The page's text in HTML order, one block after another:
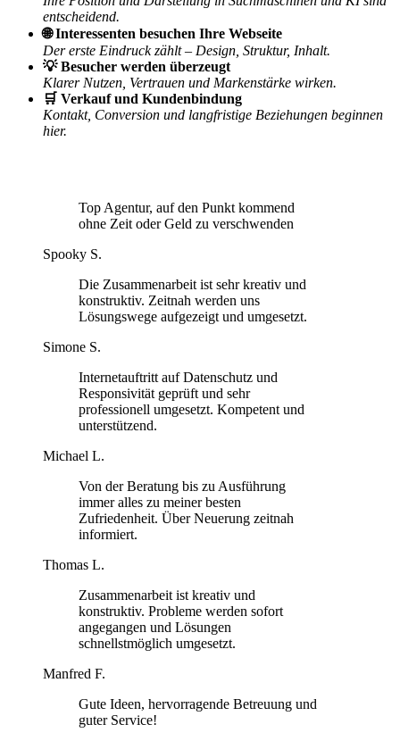
entscheidend.
🌐 Interessenten besuchen Ihre Webseite
Der erste Eindruck zählt – Design, Struktur, Inhalt.
💡 Besucher werden überzeugt
Klarer Nutzen, Vertrauen und Markenstärke wirken.
🛒 Verkauf und Kundenbindung
Kontakt, Conversion und langfristige Beziehungen beginnen
hier.
Top Agentur, auf den Punkt kommend
ohne Zeit oder Geld zu verschwenden
Spooky S.
Die Zusammenarbeit ist sehr kreativ und
konstruktiv. Zeitnah werden uns
Lösungswege aufgezeigt und umgesetzt.
Simone S.
Internetauftritt auf Datenschutz und
Responsivität geprüft und sehr
professionell umgesetzt. Kompetent und
unterstützend.
Michael L.
Von der Beratung bis zu Ausführung
immer alles zu meiner besten
Zufriedenheit. Über Neuerung zeitnah
informiert.
Thomas L.
Zusammenarbeit ist kreativ und
konstruktiv. Probleme werden sofort
angegangen und Lösungen
schnellstmöglich umgesetzt.
Manfred F.
Gute Ideen, hervorragende Betreuung und
guter Service!